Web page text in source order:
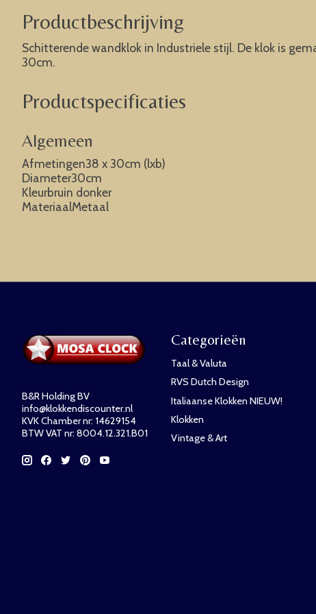
Productbeschrijving
Schitterende wandklok in Industriele stijl. De klok is
30cm.
Productspecificaties
Algemeen
Afmetingen38 x 30cm (lxb)
Diameter30cm
Kleurbruin donker
MateriaalMetaal
B&R Holding BV
info@klokkendiscounter.nl
KVK Chamber nr: 14629154
BTW VAT nr: 8004.12.321.B01
Categorieën
Taal & Valuta
RVS Dutch Design
Italiaanse Klokken NIEUW!
Klokken
Vintage & Art